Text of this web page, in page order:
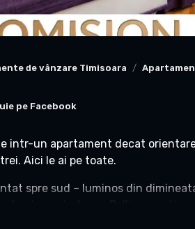
de vânzare Timisoara
pe Facebook
intr-un apartament decat
Aici le ai pe toate.
spre sud – luminos din
vis-a-vis, langa Rolling – esti